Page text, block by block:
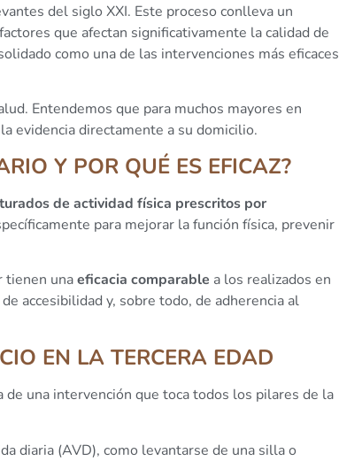
del siglo XXI. Este proceso conlleva un
que afectan significativamente la calidad de
como una de las intervenciones más eficaces
Entendemos que para muchos mayores en
evidencia directamente a su domicilio.
Y POR QUÉ ES EFICAZ?
de actividad física prescritos por
para mejorar la función física, prevenir
tienen unaeficacia comparable a los realizados en
accesibilidad y, sobre todo, de adherencia al
EN LA TERCERA EDAD
de una intervención que toca todos los pilares de la
diaria (AVD), como levantarse de una silla o